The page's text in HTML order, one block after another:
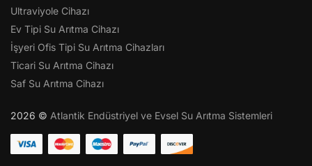
Ultraviyole Cihazı
Ev Tipi Su Arıtma Cihazı
İşyeri Ofis Tipi Su Arıtma Cihazları
Ticari Su Arıtma Cihazı
Saf Su Arıtma Cihazı
2026 © Atlantik Endüstriyel ve Evsel Su Arıtma Sistemleri